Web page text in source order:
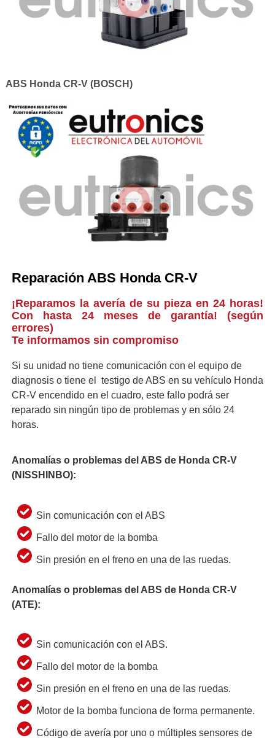
ABS Honda CR-V (BOSCH)
Reparación ABS Honda CR-V
¡Reparamos la avería de su pieza en 24 horas!
Con hasta 24 meses de garantía! (según
errores)
Te informamos sin compromiso
Si su unidad no tiene comunicación con el equipo de
diagnosis o tiene el testigo de ABS en su vehículo Honda
CR-V encendido en el cuadro, este fallo podrá ser
reparado sin ningún tipo de problemas y en sólo 24
horas.
Anomalías o problemas del ABS de Honda CR-V
(NISSHINBO):
Sin comunicación con el ABS
Fallo del motor de la bomba
Sin presión en el freno en una de las ruedas.
Anomalías o problemas del ABS de Honda CR-V
(ATE):
Sin comunicación con el ABS.
Fallo del motor de la bomba
Sin presión en el freno en una de las ruedas.
Motor de la bomba funciona de forma permanente.
Código de avería por uno o múltiples sensores de